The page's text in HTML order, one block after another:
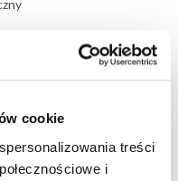
cookie
treści
i
OFERTY.